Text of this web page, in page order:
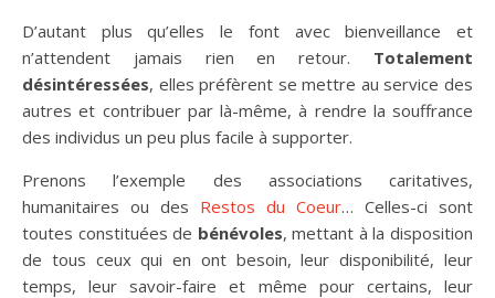
D’autant plus qu’elles le font avec bienveillance et
n’attendent jamais rien en retour. Totalement
désintéressées, elles préfèrent se mettre au service des
autres et contribuer par là-même, à rendre la souffrance
des individus un peu plus facile à supporter.
Prenons l’exemple des associations caritatives,
humanitaires ou des Restos du Coeur… Celles-ci sont
toutes constituées de bénévoles, mettant à la disposition
de tous ceux qui en ont besoin, leur disponibilité, leur
temps, leur savoir-faire et même pour certains, leur